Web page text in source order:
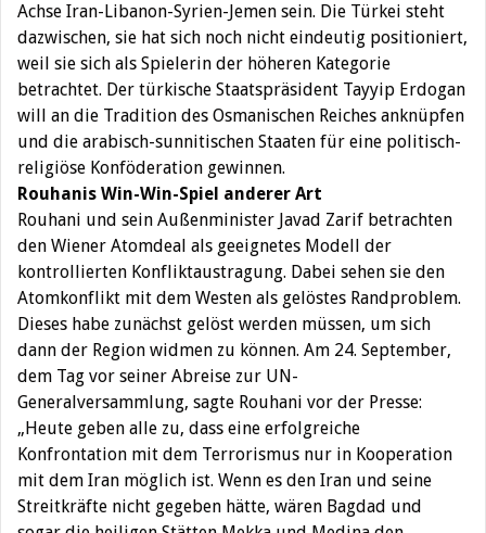
Achse Iran-Libanon-Syrien-Jemen sein. Die Türkei steht
dazwischen, sie hat sich noch nicht eindeutig positioniert,
weil sie sich als Spielerin der höheren Kategorie
betrachtet. Der türkische Staatspräsident Tayyip Erdogan
will an die Tradition des Osmanischen Reiches anknüpfen
und die arabisch-sunnitischen Staaten für eine politisch-
religiöse Konföderation gewinnen.
Rouhanis Win-Win-Spiel anderer Art
Rouhani und sein Außenminister Javad Zarif betrachten
den Wiener Atomdeal als geeignetes Modell der
kontrollierten Konfliktaustragung. Dabei sehen sie den
Atomkonflikt mit dem Westen als gelöstes Randproblem.
Dieses habe zunächst gelöst werden müssen, um sich
dann der Region widmen zu können. Am 24. September,
dem Tag vor seiner Abreise zur UN-
Generalversammlung, sagte Rouhani vor der Presse:
„Heute geben alle zu, dass eine erfolgreiche
Konfrontation mit dem Terrorismus nur in Kooperation
mit dem Iran möglich ist. Wenn es den Iran und seine
Streitkräfte nicht gegeben hätte, wären Bagdad und